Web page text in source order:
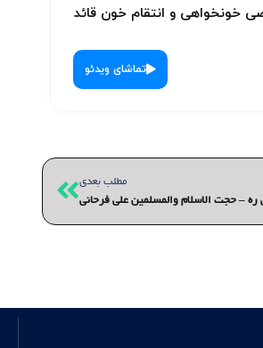
خونخواهی و انتقام خون قائد
تماشای ویدئو
مطلب بعدی
ره – حجت الاسلام والمسلمین علی فرحانی
بعدی